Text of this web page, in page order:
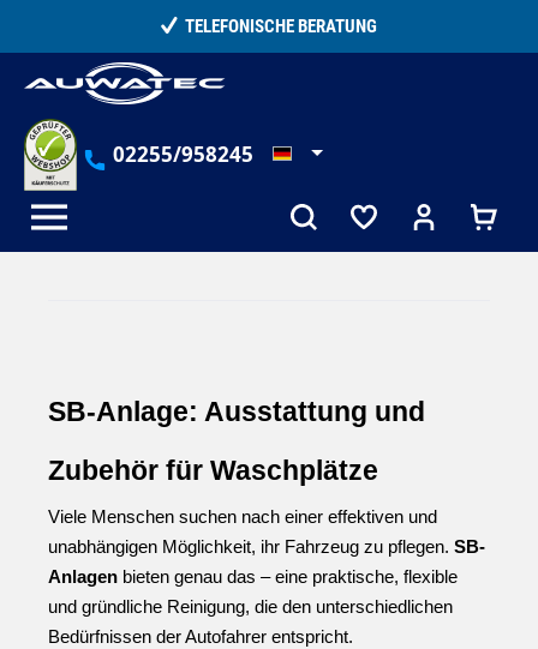
TELEFONISCHE BERATUNG
02255/958245
SB-Anlage: Ausstattung und
Zubehör für Waschplätze
Viele Menschen suchen nach einer effektiven und
unabhängigen Möglichkeit, ihr Fahrzeug zu pflegen. SB-
Anlagen bieten genau das – eine praktische, flexible
und gründliche Reinigung, die den unterschiedlichen
Bedürfnissen der Autofahrer entspricht.